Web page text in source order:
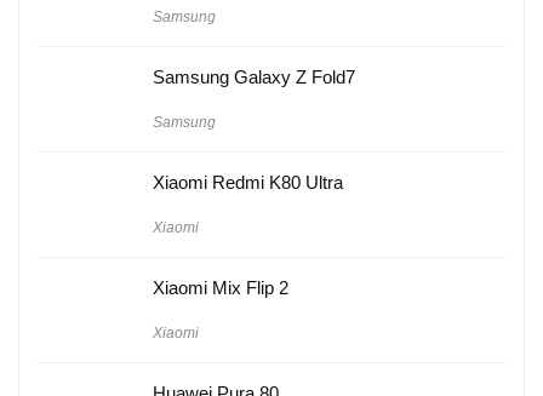
Samsung
Samsung Galaxy Z Fold7
Samsung
Xiaomi Redmi K80 Ultra
Xiaomi
Xiaomi Mix Flip 2
Xiaomi